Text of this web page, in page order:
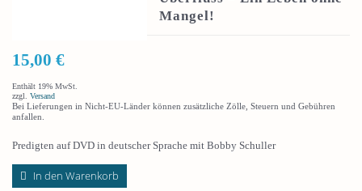
Mangel!
15,00 €
Enthält 19% MwSt.
zzgl. Versand
Bei Lieferungen in Nicht-EU-Länder können zusätzliche Zölle, Steuern und Gebühren
anfallen.
Predigten auf DVD in deutscher Sprache mit Bobby Schuller
In den Warenkorb